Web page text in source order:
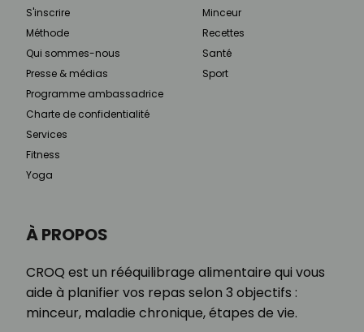
À PROPOS
CROQ est un rééquilibrage alimentaire qui vous
aide à planifier vos repas selon 3 objectifs :
minceur, maladie chronique, étapes de vie.
S'inscrire
Méthode
Qui sommes-nous
Presse & médias
Programme ambassadrice
Charte de confidentialité
Services
Fitness
Yoga
Minceur
Recettes
Santé
Sport